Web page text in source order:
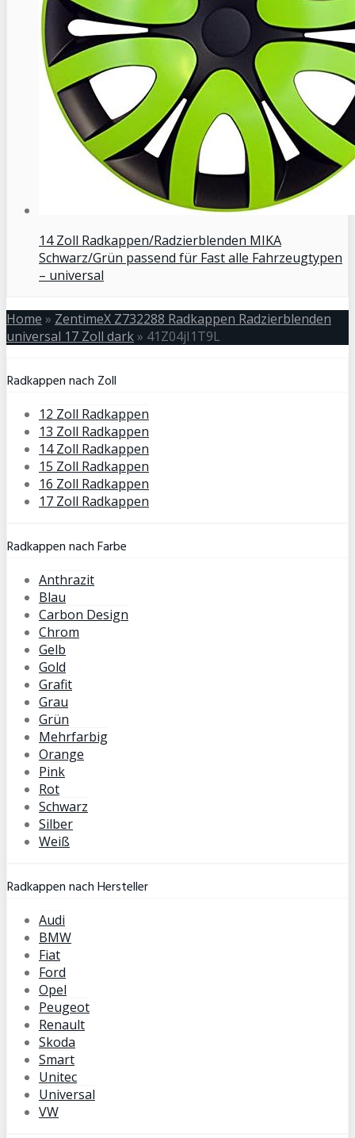
14 Zoll Radkappen/Radzierblenden MIKA
Schwarz/Grün passend für Fast alle Fahrzeugtypen
– universal
Home » ZentimeX Z732288 Radkappen Radzierblenden
universal 17 Zoll dark» 41Z04jI1T9L
Radkappen nach Zoll
12 Zoll Radkappen
13 Zoll Radkappen
14 Zoll Radkappen
15 Zoll Radkappen
16 Zoll Radkappen
17 Zoll Radkappen
Radkappen nach Farbe
Anthrazit
Blau
Carbon Design
Chrom
Gelb
Gold
Grafit
Grau
Grün
Mehrfarbig
Orange
Pink
Rot
Schwarz
Silber
Weiß
Radkappen nach Hersteller
Audi
BMW
Fiat
Ford
Opel
Peugeot
Renault
Skoda
Smart
Unitec
Universal
VW